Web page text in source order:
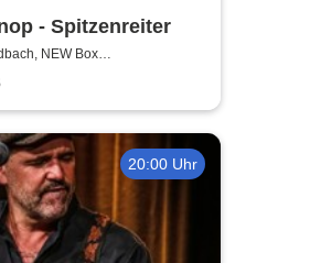
- Spitzenreiter
NEW Box
20:00 Uhr